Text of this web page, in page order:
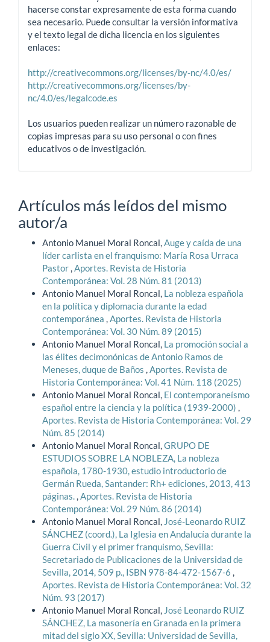
hacerse constar expresamente de esta forma cuando
sea necesario. Puede consultar la versión informativa
y el texto legal de dicha licencia en los siguientes
enlaces:
http://creativecommons.org/licenses/by-nc/4.0/es/
http://creativecommons.org/licenses/by-
nc/4.0/es/legalcode.es
Los usuarios pueden realizar un número razonable de
copias impresas para su uso personal o con fines
educativos o de investigación.
Artículos más leídos del mismo
autor/a
Antonio Manuel Moral Roncal,Auge y caída de una
líder carlista en el franquismo: María Rosa Urraca
Pastor,Aportes. Revista de Historia
Contemporánea: Vol. 28 Núm. 81 (2013)
Antonio Manuel Moral Roncal, La nobleza española
en la política y diplomacia durante la edad
contemporánea ,Aportes. Revista de Historia
Contemporánea: Vol. 30 Núm. 89 (2015)
Antonio Manuel Moral Roncal, La promoción social a
las élites decimonónicas de Antonio Ramos de
Meneses, duque de Baños ,Aportes. Revista de
Historia Contemporánea: Vol. 41 Núm. 118 (2025)
Antonio Manuel Moral Roncal, El contemporaneísmo
español entre la ciencia y la política (1939-2000) ,
Aportes. Revista de Historia Contemporánea: Vol. 29
Núm. 85 (2014)
Antonio Manuel Moral Roncal,GRUPO DE
ESTUDIOS SOBRE LA NOBLEZA, La nobleza
española, 1780-1930, estudio introductorio de
Germán Rueda, Santander: Rh+ ediciones, 2013, 413
páginas.,Aportes. Revista de Historia
Contemporánea: Vol. 29 Núm. 86 (2014)
Antonio Manuel Moral Roncal, José-Leonardo RUIZ
SÁNCHEZ (coord.), La Iglesia en Andalucía durante la
Guerra Civil y el primer franquismo, Sevilla:
Secretariado de Publicaciones de la Universidad de
Sevilla, 2014, 509 p., ISBN 978-84-472-1567-6 ,
Aportes. Revista de Historia Contemporánea: Vol. 32
Núm. 93 (2017)
Antonio Manuel Moral Roncal, José Leonardo RUIZ
SÁNCHEZ, La masonería en Granada en la primera
mitad del siglo XX, Sevilla: Universidad de Sevilla,